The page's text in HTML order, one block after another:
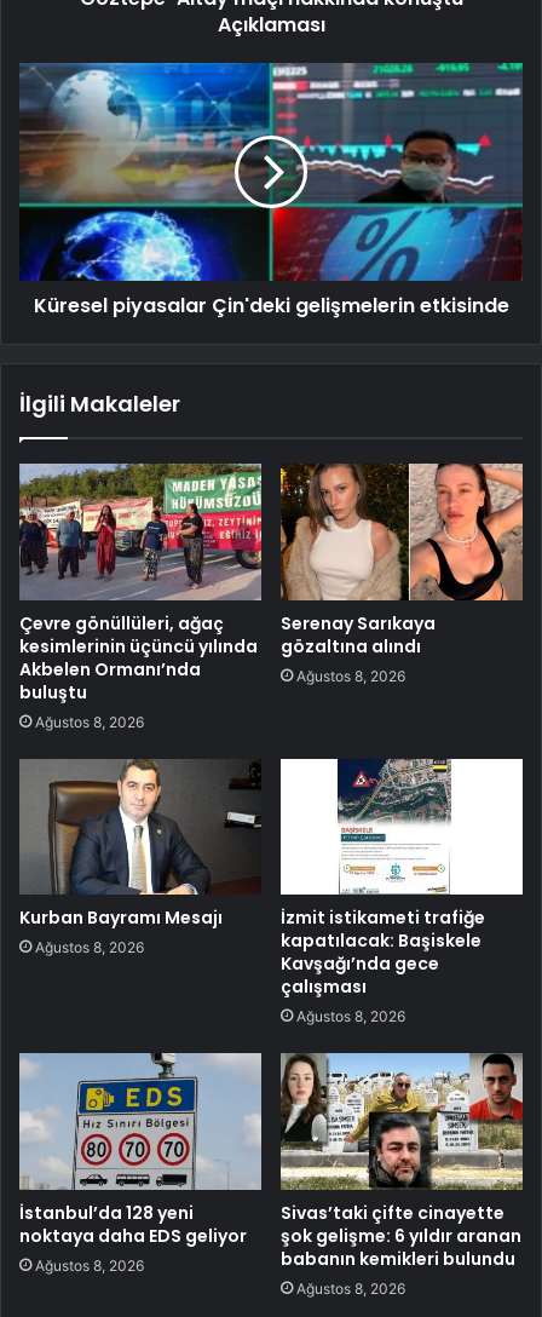
Açıklaması
Küresel piyasalar Çin'deki gelişmelerin etkisinde
İlgili Makaleler
Çevre gönüllüleri, ağaç
kesimlerinin üçüncü yılında
Akbelen Ormanı’nda
buluştu
Ağustos 8, 2026
Serenay Sarıkaya
gözaltına alındı
Ağustos 8, 2026
Kurban Bayramı Mesajı
Ağustos 8, 2026
İzmit istikameti trafiğe
kapatılacak: Başiskele
Kavşağı’nda gece
çalışması
Ağustos 8, 2026
İstanbul’da 128 yeni
noktaya daha EDS geliyor
Ağustos 8, 2026
Sivas’taki çifte cinayette
şok gelişme: 6 yıldır aranan
babanın kemikleri bulundu
Ağustos 8, 2026